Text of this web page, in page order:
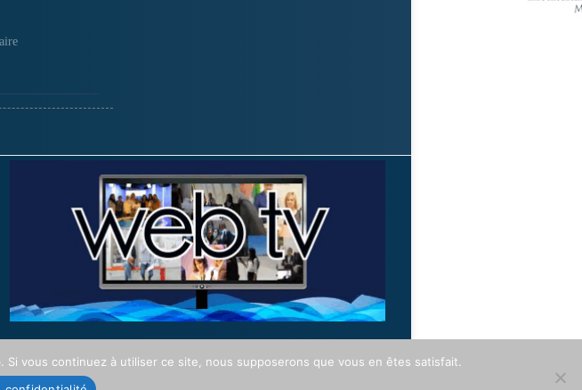
vous continuez à utiliser ce site, nous supposerons que vous en êtes satisfait.